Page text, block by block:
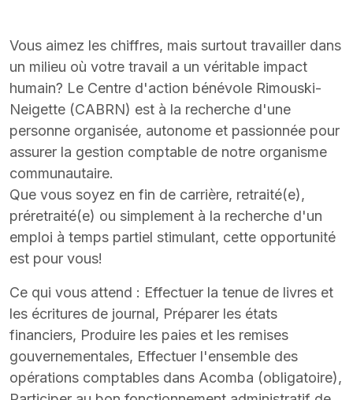
Vous aimez les chiffres, mais surtout travailler dans
un milieu où votre travail a un véritable impact
humain? Le Centre d'action bénévole Rimouski-
Neigette (CABRN) est à la recherche d'une
personne organisée, autonome et passionnée pour
assurer la gestion comptable de notre organisme
communautaire.
Que vous soyez en fin de carrière, retraité(e),
préretraité(e) ou simplement à la recherche d'un
emploi à temps partiel stimulant, cette opportunité
est pour vous!
Ce qui vous attend : Effectuer la tenue de livres et
les écritures de journal, Préparer les états
financiers, Produire les paies et les remises
gouvernementales, Effectuer l'ensemble des
opérations comptables dans Acomba (obligatoire),